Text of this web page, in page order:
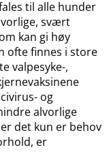
til alle hunder
svært
kan gi høy
ofte finnes i store
valpesyke-,
og
alvorlige
det kun er behov
er